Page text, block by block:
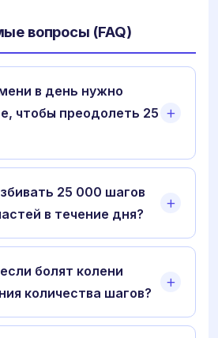
вопросы (FAQ)
в день нужно
чтобы преодолеть 25
25 000 шагов
в течение дня?
болят колени
количества шагов?